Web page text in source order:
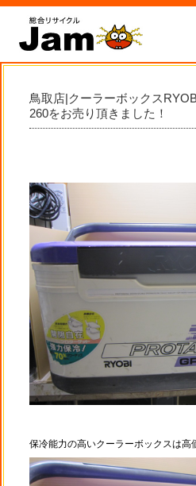
鳥取店|クーラーボックス
260をお売り頂きました！
保冷能力の高いクーラーボックスは高